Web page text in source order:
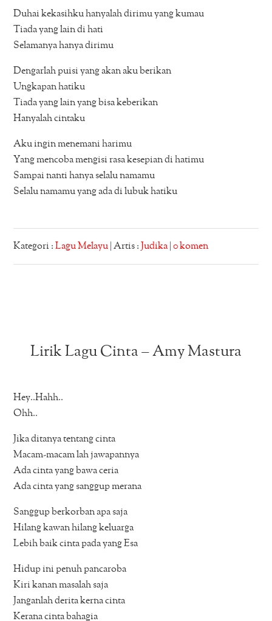
Duhai kekasihku hanyalah dirimu yang kumau
Tiada yang lain di hati
Selamanya hanya dirimu
Dengarlah puisi yang akan aku berikan
Ungkapan hatiku
Tiada yang lain yang bisa keberikan
Hanyalah cintaku
Aku ingin menemani harimu
Yang mencoba mengisi rasa kesepian di hatimu
Sampai nanti hanya selalu namamu
Selalu namamu yang ada di lubuk hatiku
Kategori :Lagu Melayu | Artis : Judika |0 komen
Lirik Lagu Cinta – Amy Mastura
Hey..Hahh..
Ohh..
Jika ditanya tentang cinta
Macam-macam lah jawapannya
Ada cinta yang bawa ceria
Ada cinta yang sanggup merana
Sanggup berkorban apa saja
Hilang kawan hilang keluarga
Lebih baik cinta pada yang Esa
Hidup ini penuh pancaroba
Kiri kanan masalah saja
Janganlah derita kerna cinta
Kerana cinta bahagia